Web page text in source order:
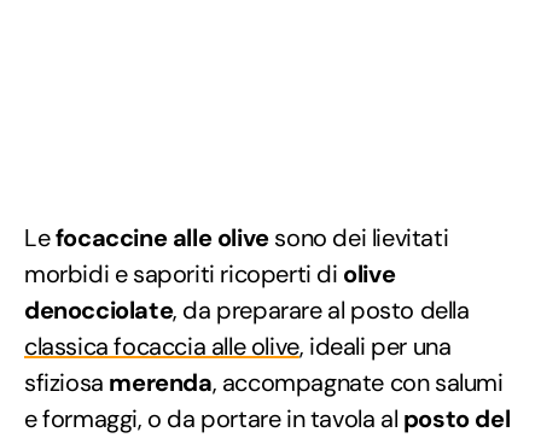
Lefocaccine alle olivesono dei lievitati
morbidi e saporiti ricoperti di olive
denocciolate, da preparare al posto della
classica focaccia alle olive, ideali per una
sfiziosa merenda, accompagnate con salumi
e formaggi, o da portare in tavola al posto del